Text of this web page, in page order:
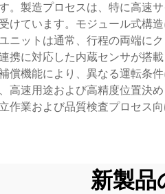
。製造プロセスは、特に高速
けています。モジュール式構
ニットは通常、行程の両端に
携に対応した内蔵センサが搭
償機能により、異なる運転条
高速用途および高精度位置決
作業および品質検査プロセス
新製品